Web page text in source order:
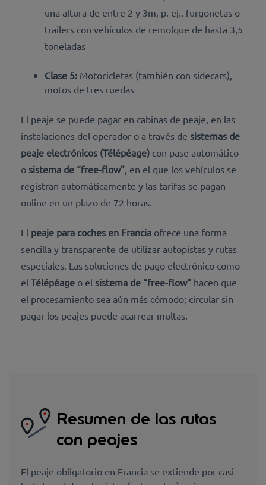
una altura de entre 2 y 3m, p. ej., furgonetas o
trailers con vehículos de remolque de hasta 3,5
toneladas
Clase 5: Motocicletas (también con sidecars),
motos de tres ruedas
El peaje se puede pagar en cabinas de peaje, en las
instalaciones del operador o a través de sistemas de
peaje electrónicos (Télépéage) con pase automático
o sistema de “free-flow” , en el que los vehículos se
registran automáticamente y las tarifas se pagan
online en un plazo de 72 horas.
El peaje para coches en Francia ofrece una forma
sencilla y transparente de utilizar autopistas y rutas
especiales. Las soluciones de pago electrónico como
el Télépéage o el sistema de “free-flow” hacen que
el procesamiento sea aún más cómodo; circular sin
pagar los peajes puede acarrear multas.
Resumen de las rutas
con peajes
El peaje obligatorio en Francia se extiende por casi